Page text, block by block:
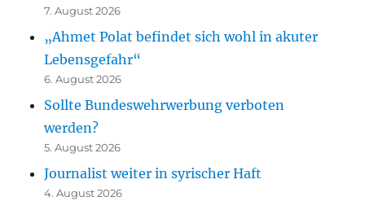
7. August 2026
„Ahmet Polat befindet sich wohl in akuter
Lebensgefahr“
6. August 2026
Sollte Bundeswehrwerbung verboten
werden?
5. August 2026
Journalist weiter in syrischer Haft
4. August 2026